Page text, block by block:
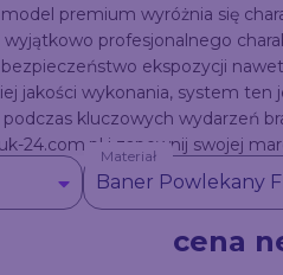
premium wyróżnia się
wyjątkowo profesjonalnego
ekspozycji
jakości wykonania, system
kluczowych wydarzeń
24.com.pl i zapewnij swojej
Materiał
Baner Powlekany
cena